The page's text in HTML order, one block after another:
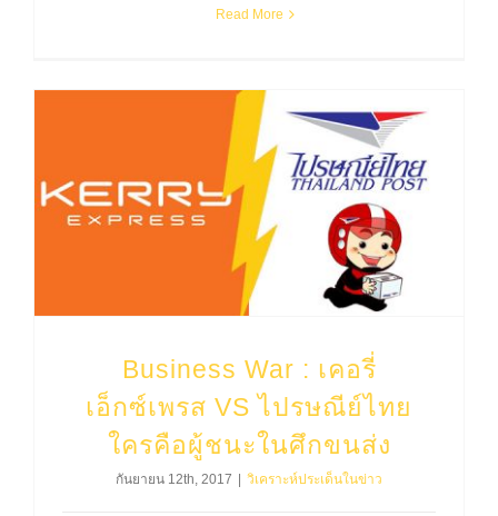
Read More
Business War : เคอรี่
เอ็กซ์เพรส VS ไปรษณีย์ไทย
ใครคือผู้ชนะในศึกขนส่ง
กันยายน 12th, 2017 | วิเคราะห์ประเด็นในข่าว